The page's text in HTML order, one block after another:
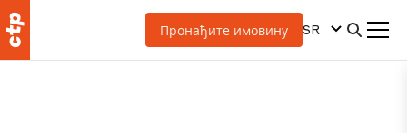
Пронађите имовину SR